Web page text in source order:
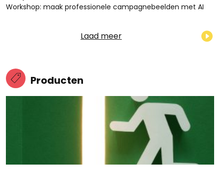
Workshop: maak professionele campagnebeelden met AI
Laad meer
Producten